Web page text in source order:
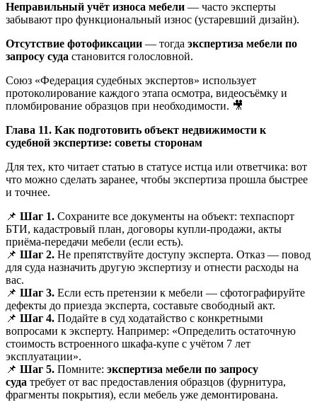
Неправильный учёт износа мебели — часто эксперты
забывают про функциональный износ (устаревший дизайн).
Отсутствие фотофиксации — тогда экспертиза мебели по
запросу суда становится голословной.
Союз «Федерация судебных экспертов» использует
протоколирование каждого этапа осмотра, видеосъёмку и
пломбирование образцов при необходимости. 🎥
Глава 11. Как подготовить объект недвижимости к
судебной экспертизе: советы сторонам
Для тех, кто читает статью в статусе истца или ответчика: вот
что можно сделать заранее, чтобы экспертиза прошла быстрее
и точнее.
📌 Шаг 1. Сохраните все документы на объект: техпаспорт
БТИ, кадастровый план, договоры купли-продажи, акты
приёма-передачи мебели (если есть).
📌 Шаг 2. Не препятствуйте доступу эксперта. Отказ — повод
для суда назначить другую экспертизу и отнести расходы на
вас.
📌 Шаг 3. Если есть претензии к мебели — сфотографируйте
дефекты до приезда эксперта, составьте свободный акт.
📌 Шаг 4. Подайте в суд ходатайство с конкретными
вопросами к эксперту. Например: «Определить остаточную
стоимость встроенного шкафа-купе с учётом 7 лет
эксплуатации».
📌 Шаг 5. Помните: экспертиза мебели по запросу
суда требует от вас предоставления образцов (фурнитура,
фрагменты покрытия), если мебель уже демонтирована.